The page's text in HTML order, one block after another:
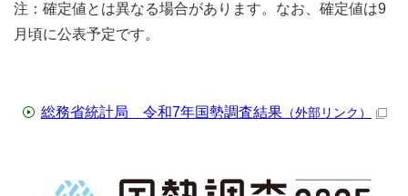
注：確定値とは異なる場合があります。なお、確定値は9
月頃に公表予定です。
総務省統計局 令和7年国勢調査結果 （外部リンク）